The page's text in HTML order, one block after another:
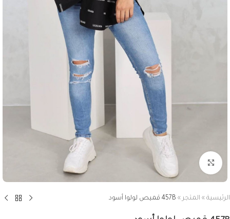
اضغط للتكبير
الرئيسية » المتجر » 457B قميص لولوا أسود